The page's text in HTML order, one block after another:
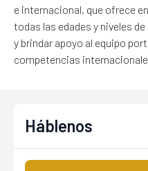
e internacional, que ofrece
todas las edades y niveles de
y brindar apoyo al equipo
competencias
Háblenos